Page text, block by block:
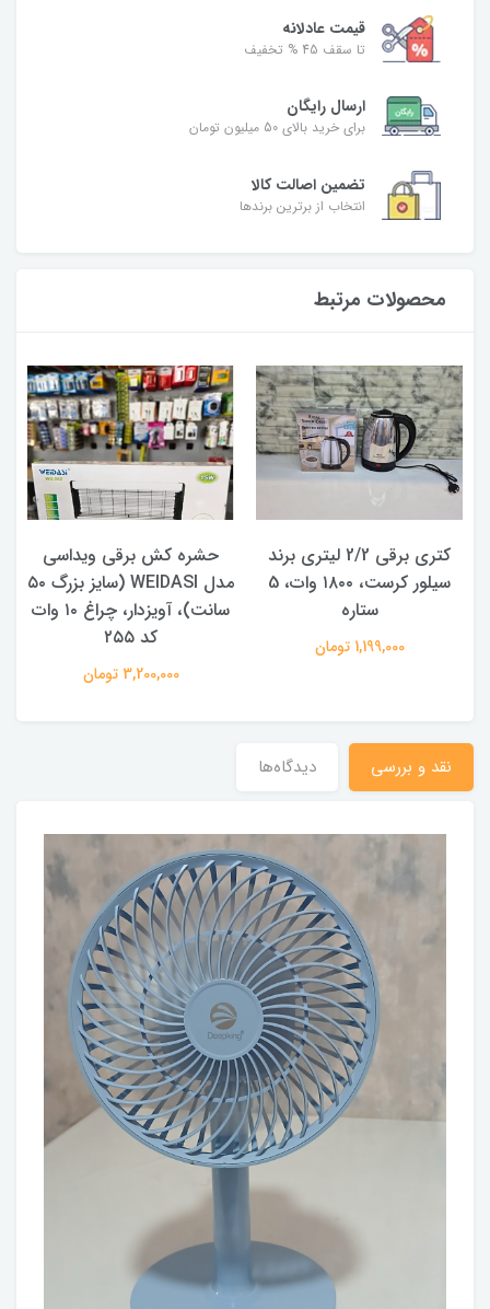
قیمت عادلانه
تا سقف 45 % تخفیف
ارسال رایگان
برای خرید بالای 50 میلیون تومان
تضمین اصالت کالا
انتخاب از برترین برندها
محصولات مرتبط
کتری برقی 2/2 لیتری برند
سیلور کرست، ۱۸۰۰ وات، 5
ستاره
1,199,000 تومان
حشره کش برقی ویداسی
مدل WEIDASI (سایز بزرگ ۵۰
سانت)، آویزدار، چراغ ۱۰ وات
کد ۲۵۵
3,200,000 تومان
نقد و بررسی دیدگاه‌ها